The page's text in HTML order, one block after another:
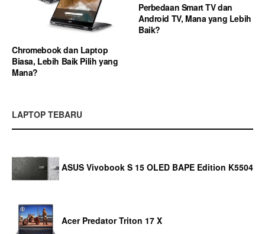
Chromebook dan Laptop
Biasa, Lebih Baik Pilih yang
Mana?
Perbedaan Smart TV dan
Android TV, Mana yang Lebih
Baik?
LAPTOP TEBARU
ASUS Vivobook S 15 OLED BAPE Edition K5504
Acer Predator Triton 17 X